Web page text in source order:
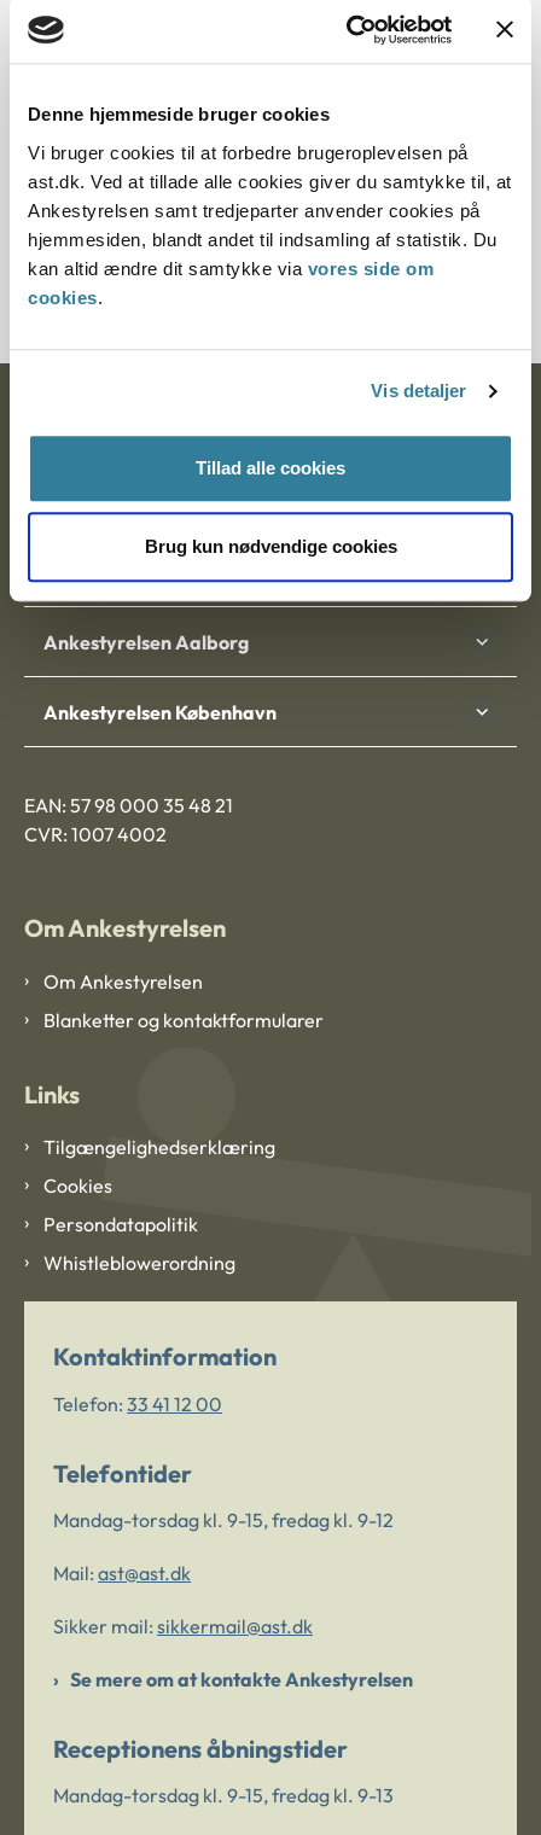
Denne hjemmeside bruger cookies
Vi bruger cookies til at forbedre brugeroplevelsen på
ast.dk. Ved at tillade alle cookies giver du samtykke til, at
Ankestyrelsen samt tredjeparter anvender cookies på
hjemmesiden, blandt andet til indsamling af statistik. Du
kan altid ændre dit samtykke via vores side om
cookies.
Vis detaljer
Tillad alle cookies
Brug kun nødvendige cookies
Denne principafgørelse er kasseret den 1.
principafgørelse 124-12
Paragraf
§ 2 § 11
Journalnummer J.nr.: 200478-99
Nytorv 7, 2. sal
9000 Aalborg
Ankestyrelsen Aalborg
Ankestyrelsen København
EAN: 57 98 000 35 48 21
CVR: 1007 4002
Om Ankestyrelsen
Om Ankestyrelsen
Blanketter og kontaktformularer
Links
Tilgængelighedserklæring
Cookies
Persondatapolitik
Whistleblowerordning
Kontaktinformation
Telefon: 33 41 12 00
Telefontider
Mandag-torsdag kl. 9-15, fredag kl. 9-12
Mail: ast@ast.dk
Sikker mail: sikkermail@ast.dk
Se mere om at kontakte Ankestyrelsen
Receptionens åbningstider
Mandag-torsdag kl. 9-15, fredag kl. 9-13